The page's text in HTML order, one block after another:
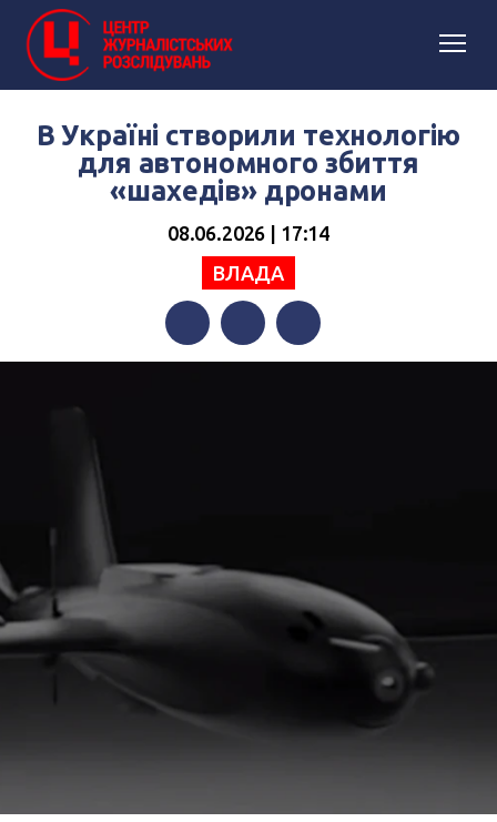
В Україні створили технологію
для автономного збиття
«шахедів» дронами
08.06.2026 | 17:14
ВЛАДА
FacebookTwitterTelegram